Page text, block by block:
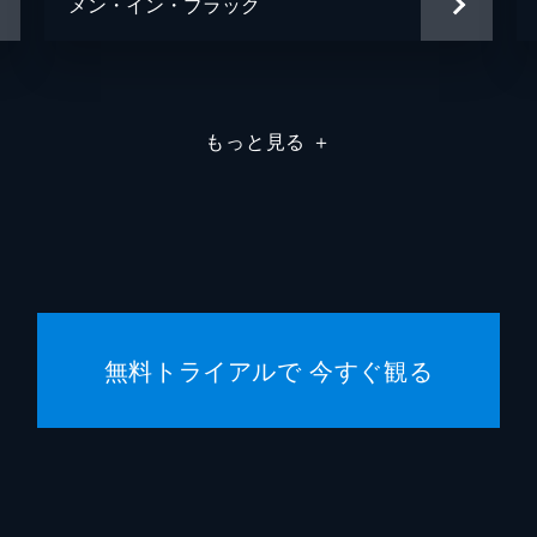
もっと見る ＋
無料トライアルで 今すぐ観る